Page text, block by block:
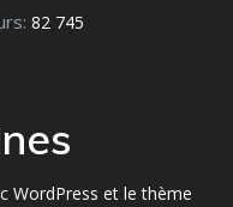
82 745
WordPress et lethème